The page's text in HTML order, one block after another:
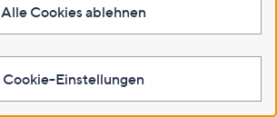
Alle Cookies ablehnen
Cookie-Einstellungen